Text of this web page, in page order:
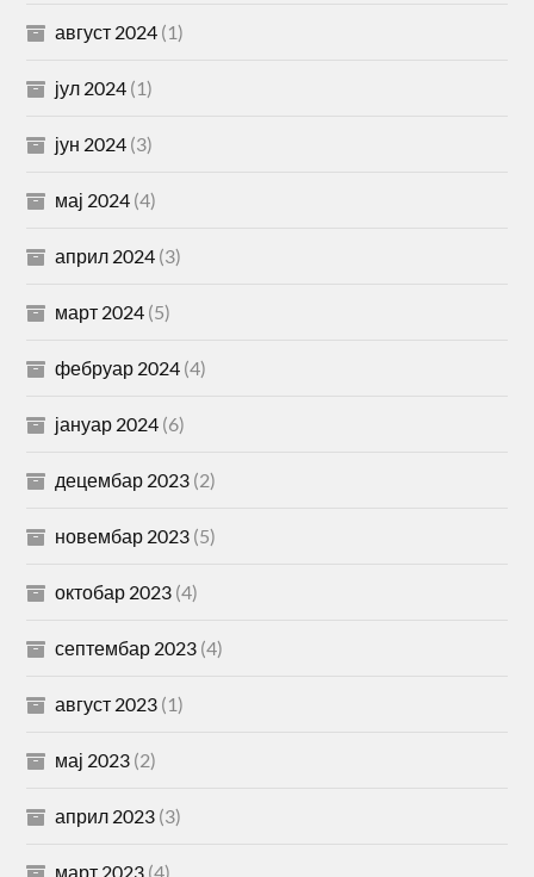
август 2024 (1)
јул 2024 (1)
јун 2024 (3)
мај 2024 (4)
април 2024 (3)
март 2024 (5)
фебруар 2024 (4)
јануар 2024 (6)
децембар 2023 (2)
новембар 2023 (5)
октобар 2023 (4)
септембар 2023 (4)
август 2023 (1)
мај 2023 (2)
април 2023 (3)
март 2023 (4)